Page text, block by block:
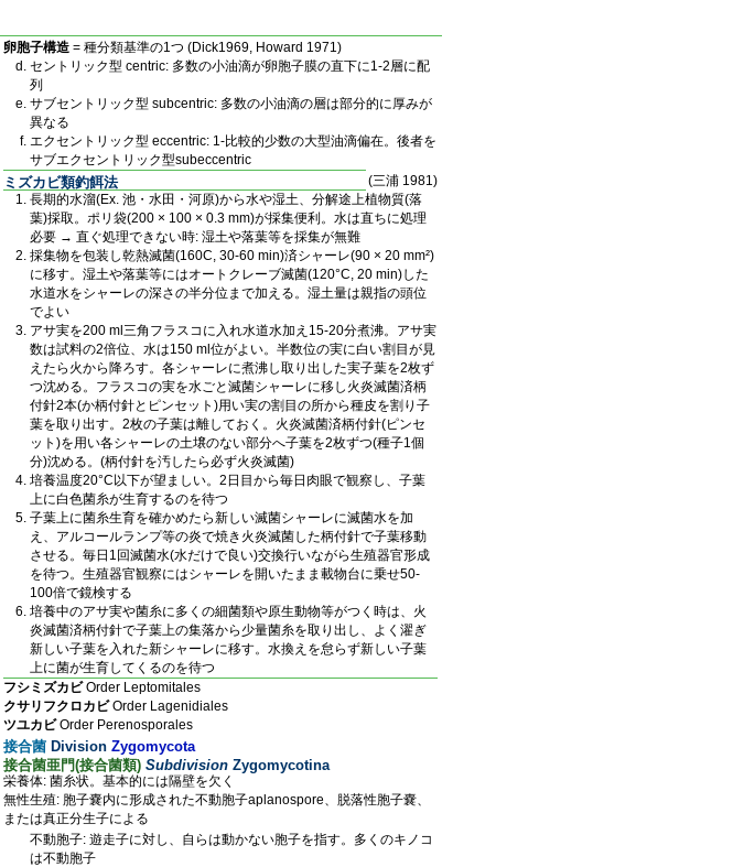
卵胞子構造 = 種分類基準の1つ (Dick1969, Howard 1971)
セントリック型 centric: 多数の小油滴が卵胞子膜の直下に1-2層に配
列
サブセントリック型 subcentric: 多数の小油滴の層は部分的に厚みが
異なる
エクセントリック型 eccentric: 1-比較的少数の大型油滴偏在。後者を
サブエクセントリック型subeccentric
(三浦 1981)
ミズカビ類釣餌法
長期的水溜(Ex. 池・水田・河原)から水や湿土、分解途上植物質(落
葉)採取。ポリ袋(200 × 100 × 0.3 mm)が採集便利。水は直ちに処理
必要 → 直ぐ処理できない時: 湿土や落葉等を採集が無難
採集物を包装し乾熱滅菌(160C, 30-60 min)済シャーレ(90 × 20 mm²)
に移す。湿土や落葉等にはオートクレーブ滅菌(120°C, 20 min)した
水道水をシャーレの深さの半分位まで加える。湿土量は親指の頭位
でよい
アサ実を200 ml三角フラスコに入れ水道水加え15-20分煮沸。アサ実
数は試料の2倍位、水は150 ml位がよい。半数位の実に白い割目が見
えたら火から降ろす。各シャーレに煮沸し取り出した実子葉を2枚ず
つ沈める。フラスコの実を水ごと滅菌シャーレに移し火炎滅菌済柄
付針2本(か柄付針とピンセット)用い実の割目の所から種皮を割り子
葉を取り出す。2枚の子葉は離しておく。火炎滅菌済柄付針(ピンセ
ット)を用い各シャーレの土壌のない部分へ子葉を2枚ずつ(種子1個
分)沈める。(柄付針を汚したら必ず火炎滅菌)
培養温度20°C以下が望ましい。2日目から毎日肉眼で観察し、子葉
上に白色菌糸が生育するのを待つ
子葉上に菌糸生育を確かめたら新しい滅菌シャーレに滅菌水を加
え、アルコールランプ等の炎で焼き火炎滅菌した柄付針で子葉移動
させる。毎日1回滅菌水(水だけで良い)交換行いながら生殖器官形成
を待つ。生殖器官観察にはシャーレを開いたまま載物台に乗せ50-
100倍で鏡検する
培養中のアサ実や菌糸に多くの細菌類や原生動物等がつく時は、火
炎滅菌済柄付針で子葉上の集落から少量菌糸を取り出し、よく濯ぎ
新しい子葉を入れた新シャーレに移す。水換えを怠らず新しい子葉
上に菌が生育してくるのを待つ
フシミズカビOrder Leptomitales
クサリフクロカビOrder Lagenidiales
ツユカビOrder Perenosporales
接合菌 Division Zygomycota
接合菌亜門(接合菌類) Subdivision Zygomycotina
栄養体: 菌糸状。基本的には隔壁を欠く
無性生殖: 胞子嚢内に形成された不動胞子aplanospore、脱落性胞子嚢、
または真正分生子による
不動胞子: 遊走子に対し、自らは動かない胞子を指す。多くのキノコ
は不動胞子